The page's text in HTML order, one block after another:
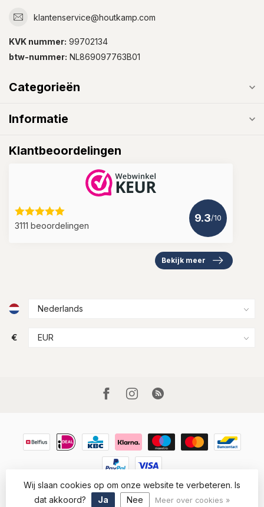
klantenservice@houtkamp.com
KVK nummer: 99702134
btw-nummer: NL869097763B01
Categorieën
Informatie
Klantbeoordelingen
3111 beoordelingen
9.3/10
Bekijk meer
€
© Copyright 2026 Houtkamp Lederwaren- Powered by
Lightspeed- Lightspeed designbyDyvelopment
Wij slaan cookies op om onze website te verbeteren. Is
dat akkoord?
Ja Nee Meer over cookies »